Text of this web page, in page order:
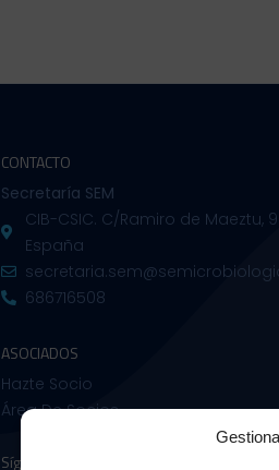
CONTACTO
Secretaría SEM
CIB-CSIC. C/Ramiro de Maeztu,
España
686716508
ASOCIADOS
Hazte Socio
Área De Socios
Síguenos en: